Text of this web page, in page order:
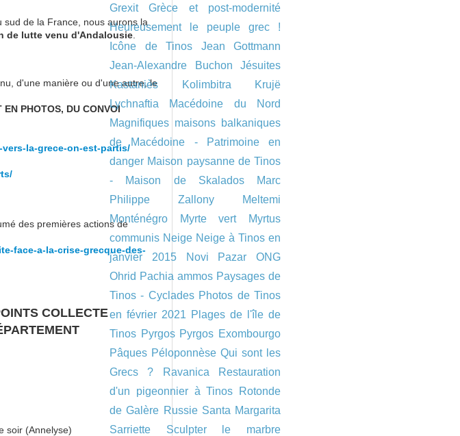
de la France, nous aurons la
de lutte venu d'Andalousie
d'une manière ou d'une autre, le
PHOTOS, DU CONVOI
la-grece-on-est-partis/
des premières actions de
face-a-la-crise-grecque-des-
COLLECTE
soir (Annelyse)
Grexit
Grèce et post-modernité
Heureusement le peuple grec !
Icône de Tinos
Jean Gottmann
Jean-Alexandre Buchon
Jésuites
Kastaniès
Kolimbitra
Krujë
Lychnaftia
Macédoine du Nord
Magnifiques maisons balkaniques
de Macédoine - Patrimoine en
danger Maison paysanne de Tinos
- Maison de Skalados
Marc
Philippe Zallony
Meltemi
Monténégro
Myrte vert
Myrtus
communis Neige Neige à Tinos en
janvier 2015
Novi Pazar
ONG
Ohrid Pachia ammos Paysages de
Tinos - Cyclades Photos de Tinos
en février 2021 Plages de l'île de
Tinos Pyrgos Pyrgos Exombourgo
Pâques Péloponnèse Qui sont les
Grecs ?
Ravanica
Restauration
d'un pigeonnier à Tinos
Rotonde
de Galère Russie Santa Margarita
Sarriette
Sculpter le marbre